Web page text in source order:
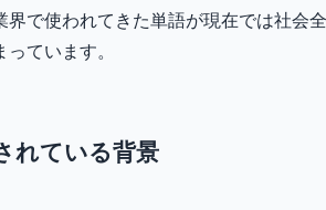
で使われてきた単語が現在では社会
ています。
れている背景